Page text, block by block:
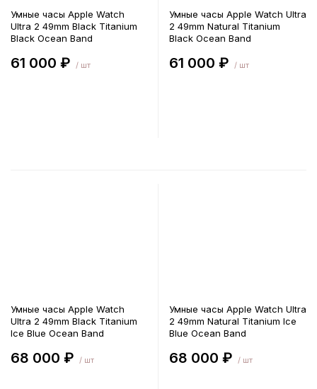
Умные часы Apple Watch
Ultra 2 49mm Black Titanium
Black Ocean Band
61 000 ₽ / шт
Умные часы Apple Watch Ultra
2 49mm Natural Titanium
Black Ocean Band
61 000 ₽ / шт
Умные часы Apple Watch
Ultra 2 49mm Black Titanium
Ice Blue Ocean Band
68 000 ₽ / шт
Умные часы Apple Watch Ultra
2 49mm Natural Titanium Ice
Blue Ocean Band
68 000 ₽ / шт